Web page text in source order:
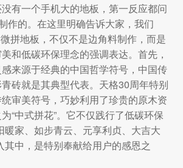
有一个手机大的地板，第一反应都问
作的。在这里明确告诉大家，我们
微拼地板，不仅不是边角料制作，而是
和低碳环保理念的强调表达。首先，
来源于经典的中国哲学符号，中国传
砖就是其典型代表。天格30周年特别
审美符号，巧妙利用了珍贵的原木资
“中式拼花”。它不仅践行了低碳环保
暖家、如步青云、元享利贞、大吉大
其中，是特别奉献给用户的感恩之